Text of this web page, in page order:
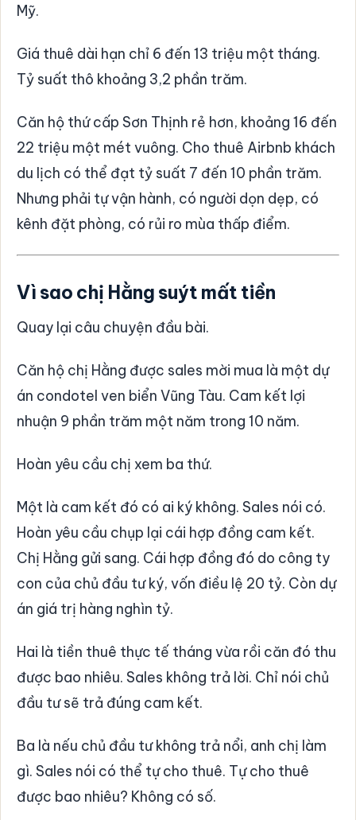
Mỹ.
Giá thuê dài hạn chỉ 6 đến 13 triệu một tháng.
Tỷ suất thô khoảng 3,2 phần trăm.
Căn hộ thứ cấp Sơn Thịnh rẻ hơn, khoảng 16 đến
22 triệu một mét vuông. Cho thuê Airbnb khách
du lịch có thể đạt tỷ suất 7 đến 10 phần trăm.
Nhưng phải tự vận hành, có người dọn dẹp, có
kênh đặt phòng, có rủi ro mùa thấp điểm.
Vì sao chị Hằng suýt mất tiền
Quay lại câu chuyện đầu bài.
Căn hộ chị Hằng được sales mời mua là một dự
án condotel ven biển Vũng Tàu. Cam kết lợi
nhuận 9 phần trăm một năm trong 10 năm.
Hoàn yêu cầu chị xem ba thứ.
Một là cam kết đó có ai ký không. Sales nói có.
Hoàn yêu cầu chụp lại cái hợp đồng cam kết.
Chị Hằng gửi sang. Cái hợp đồng đó do công ty
con của chủ đầu tư ký, vốn điều lệ 20 tỷ. Còn dự
án giá trị hàng nghìn tỷ.
Hai là tiền thuê thực tế tháng vừa rồi căn đó thu
được bao nhiêu. Sales không trả lời. Chỉ nói chủ
đầu tư sẽ trả đúng cam kết.
Ba là nếu chủ đầu tư không trả nổi, anh chị làm
gì. Sales nói có thể tự cho thuê. Tự cho thuê
được bao nhiêu? Không có số.